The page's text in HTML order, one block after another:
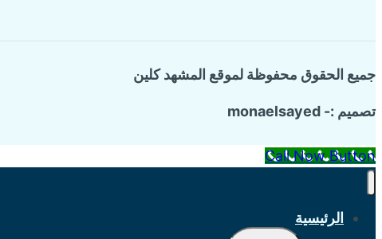
جميع الحقوق محفوظة لموقع المشهد كلين
تصميم :- monaelsayed
Call Now Button
الرئيسية